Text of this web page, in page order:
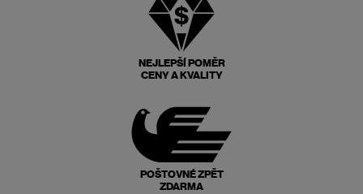
NEJLEPŠÍ POMĚR
CENY A KVALITY
POŠTOVNÉ ZPĚT
ZDARMA